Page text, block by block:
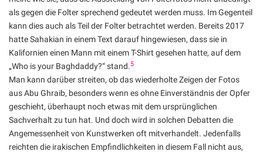
als gegen die Folter sprechend gedeutet werden muss. Im Gegenteil
kann dies auch als Teil der Folter betrachtet werden. Bereits 2017
hatte Sahakian in einem Text darauf hingewiesen, dass sie in
Kalifornien einen Mann mit einem T-Shirt gesehen hatte, auf dem
„Who is your Baghdaddy?“ stand. 5
Man kann darüber streiten, ob das wiederholte Zeigen der Fotos
aus Abu Ghraib, besonders wenn es ohne Einverständnis der Opfer
geschieht, überhaupt noch etwas mit dem ursprünglichen
Sachverhalt zu tun hat. Und doch wird in solchen Debatten die
Angemessenheit von Kunstwerken oft mitverhandelt. Jedenfalls
reichten die irakischen Empfindlichkeiten in diesem Fall nicht aus,